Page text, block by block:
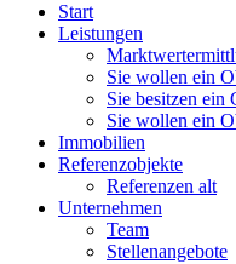
Start
Leistungen
Sie wollen ein
Sie besitzen ein
Sie wollen ein
Immobilien
Referenzobjekte
Referenzen alt
Unternehmen
Team
Stellenangebote